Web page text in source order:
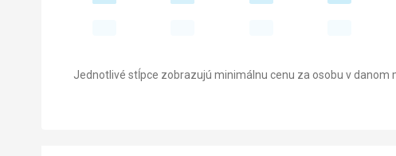
Jednotlivé stĺpce zobrazujú minimálnu cenu za osobu v danom